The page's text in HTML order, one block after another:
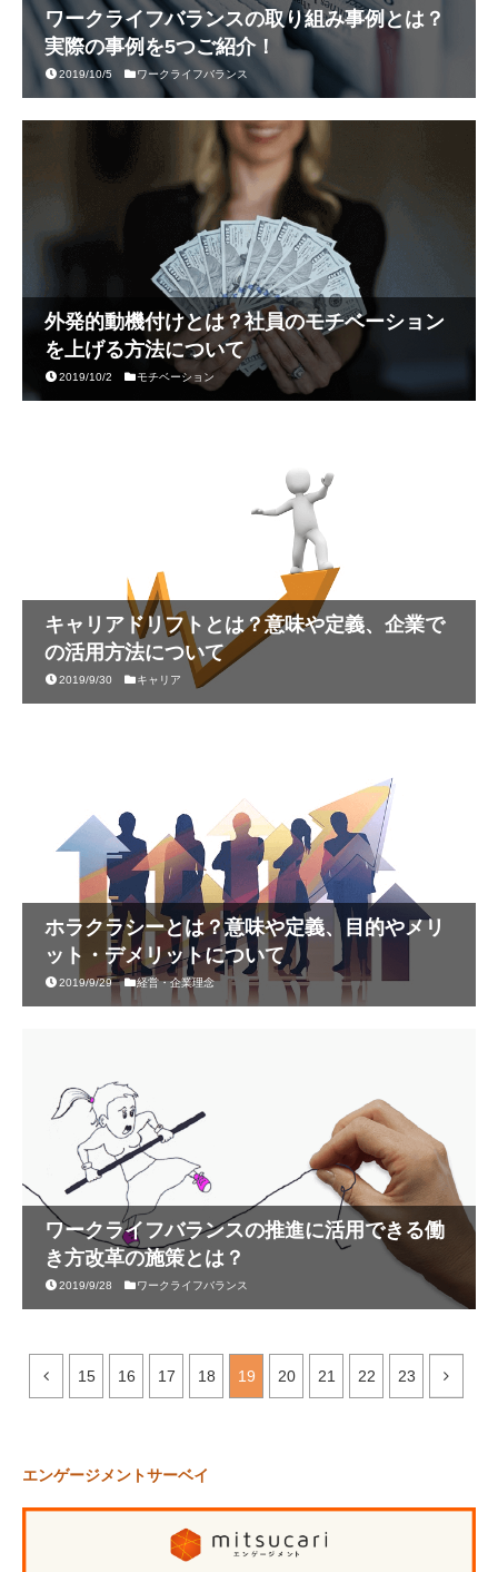
ワークライフバランスの取り組み事例とは？
実際の事例を5つご紹介！
2019/10/5 ワークライフバランス
外発的動機付けとは？社員のモチベーション
を上げる方法について
2019/10/2 モチベーション
キャリアドリフトとは？意味や定義、企業で
の活用方法について
2019/9/30 キャリア
ホラクラシーとは？意味や定義、目的やメリ
ット・デメリットについて
2019/9/29 経営・企業理念
ワークライフバランスの推進に活用できる働
き方改革の施策とは？
2019/9/28 ワークライフバランス
15 16 17 18 19 20 21 22 23
エンゲージメントサーベイ